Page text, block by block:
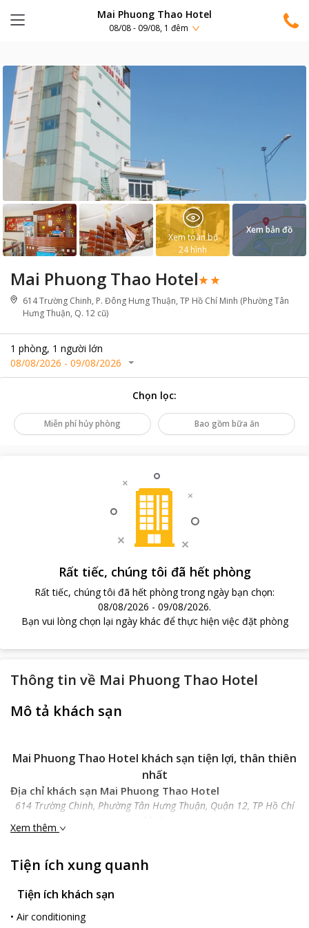
Mai Phuong Thao Hotel
08/08 - 09/08, 1 đêm
Mai Phuong Thao Hotel
614 Trường Chinh, P. Đông Hưng Thuận, TP Hồ Chí Minh (Phường Tân
Hưng Thuận, Q. 12 cũ)
1 phòng, 1 người lớn
08/08/2026 - 09/08/2026
Xem toàn bộ
24 hình
Xem bản đồ
Chọn lọc:
Miễn phí hủy phòng Bao gồm bữa ăn
Rất tiếc, chúng tôi đã hết phòng
Rất tiếc, chúng tôi đã hết phòng trong ngày bạn chọn:
08/08/2026 - 09/08/2026.
Bạn vui lòng chọn lại ngày khác để thực hiện việc đặt phòng
Thông tin về Mai Phuong Thao Hotel
Mô tả khách sạn
Mai Phuong Thao Hotel khách sạn tiện lợi, thân thiên
nhất
Địa chỉ khách sạn Mai Phuong Thao Hotel
614 Trường Chinh, Phường Tân Hưng Thuận, Quận 12, TP Hồ Chí
Mai Phuong Thao Hotel được xem là khách sạn được nhiều du
Mai Phuong Thao Hotel chỉ cách sân bay Quốc tế Tân Sơn Nhất
5km và cách các điểm du lịch hấp dẫn khác của thành phố náo
Xem thêm
Tiện ích xung quanh
Tiện ích khách sạn
• Air conditioning